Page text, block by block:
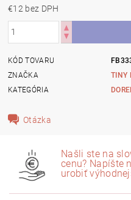
€12 bez DPH
KÓD TOVARU
ZNAČKA
TINY
KATEGÓRIA
Otázka
Našli ste na
cenu? Napíšte
urobiť